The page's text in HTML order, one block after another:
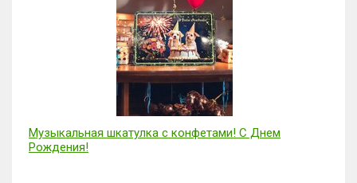
Музыкальная шкатулка с конфетами! С Днем
Рождения!